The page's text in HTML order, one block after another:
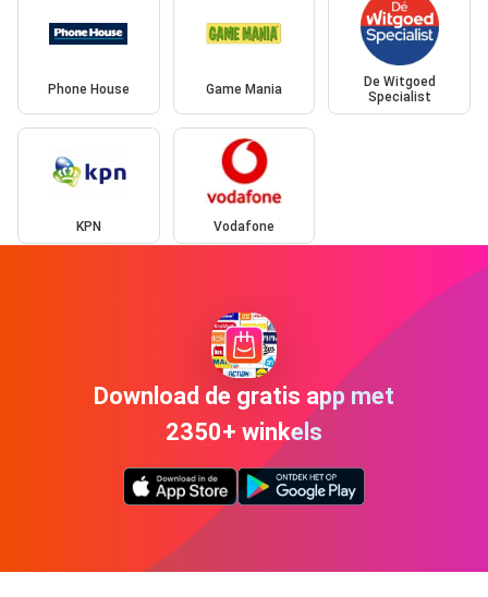
Phone House Game Mania
De Witgoed
Specialist
KPN Vodafone
Download de gratis app met
2350+ winkels